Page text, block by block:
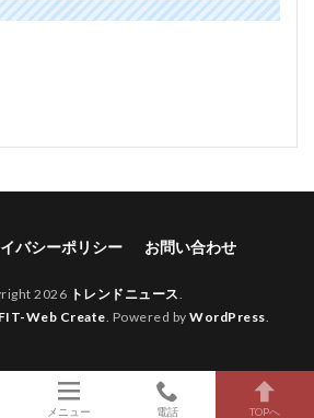
バシーポリシー お問い合わせ
2026 トレンドニュース.
FIT-Web Create. Powered byWordPress.
メニュー 電話 TOPへ